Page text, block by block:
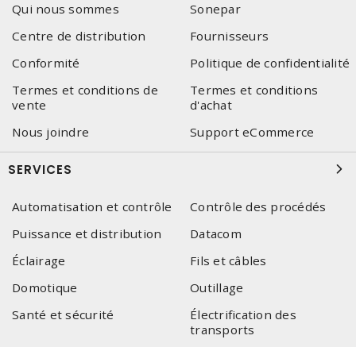
Qui nous sommes
Sonepar
Centre de distribution
Fournisseurs
Conformité
Politique de confidentialité
Termes et conditions de
vente
Termes et conditions
d'achat
Nous joindre
Support eCommerce
SERVICES
Automatisation et contrôle
Contrôle des procédés
Puissance et distribution
Datacom
Éclairage
Fils et câbles
Domotique
Outillage
Santé et sécurité
Électrification des
transports